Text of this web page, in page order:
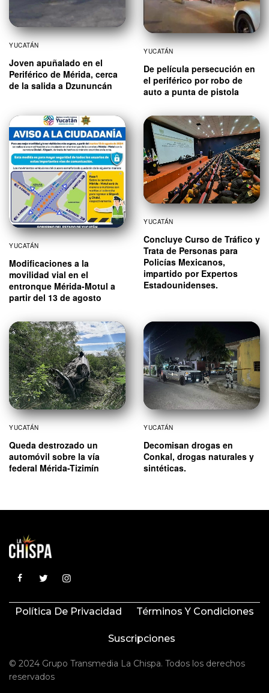
YUCATÁN
Joven apuñalado en el
Periférico de Mérida, cerca
de la salida a Dzununcán
YUCATÁN
De película persecución en
el periférico por robo de
auto a punta de pistola
YUCATÁN
Modificaciones a la
movilidad vial en el
entronque Mérida-Motul a
partir del 13 de agosto
YUCATÁN
Concluye Curso de Tráfico y
Trata de Personas para
Policías Mexicanos,
impartido por Expertos
Estadounidenses.
YUCATÁN
Queda destrozado un
automóvil sobre la vía
federal Mérida-Tizimín
YUCATÁN
Decomisan drogas en
Conkal, drogas naturales y
sintéticas.
Política De Privacidad Términos Y Condiciones
Suscripciones
© 2024 Grupo Transmedia La Chispa. Todos los derechos
reservados